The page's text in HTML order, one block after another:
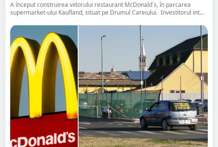
A început construirea viitorului restaurant McDonald`s, în parcarea
supermarket-ului Kaufland, situat pe Drumul Careiului. Investitorul int...